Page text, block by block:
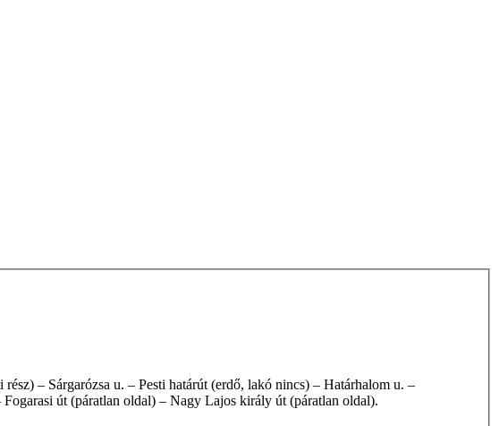
út (páratlan oldal) – Nagy Lajos király út (páratlan oldal).